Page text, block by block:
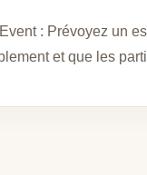
: Prévoyez un
et que les